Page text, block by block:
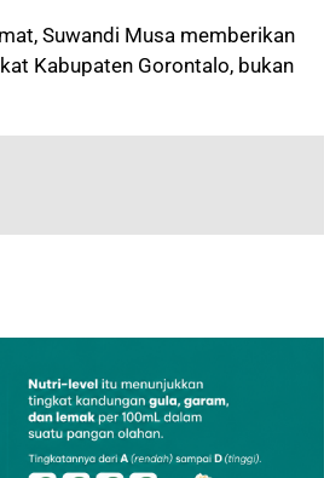
Suwandi Musa memberikan
Kabupaten Gorontalo, bukan